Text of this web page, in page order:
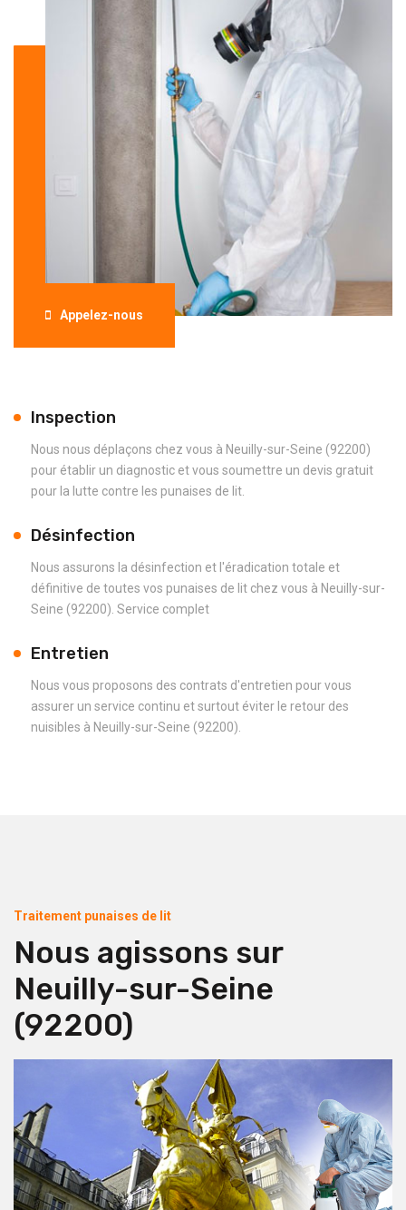
Appelez-nous
Inspection
Nous nous déplaçons chez vous à Neuilly-sur-Seine (92200)
pour établir un diagnostic et vous soumettre un devis gratuit
pour la lutte contre les punaises de lit.
Désinfection
Nous assurons la désinfection et l'éradication totale et
définitive de toutes vos punaises de lit chez vous à Neuilly-sur-
Seine (92200). Service complet
Entretien
Nous vous proposons des contrats d'entretien pour vous
assurer un service continu et surtout éviter le retour des
nuisibles à Neuilly-sur-Seine (92200).
Traitement punaises de lit
Nous agissons sur
Neuilly-sur-Seine
(92200)